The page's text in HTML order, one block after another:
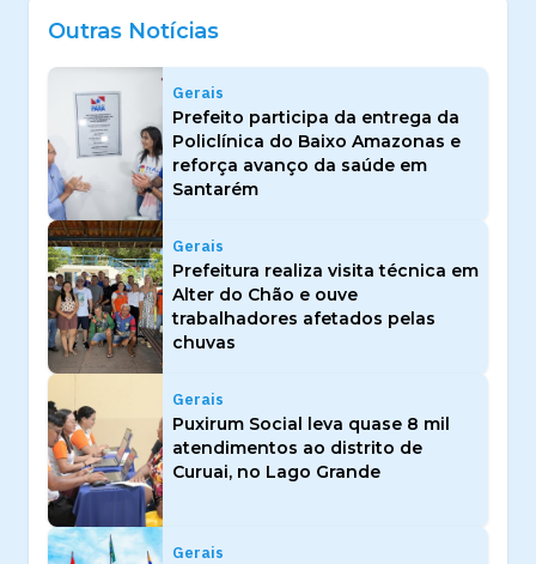
Outras Notícias
Gerais
Prefeito participa da entrega da
Policlínica do Baixo Amazonas e
reforça avanço da saúde em
Santarém
Gerais
Prefeitura realiza visita técnica em
Alter do Chão e ouve
trabalhadores afetados pelas
chuvas
Gerais
Puxirum Social leva quase 8 mil
atendimentos ao distrito de
Curuai, no Lago Grande
Gerais